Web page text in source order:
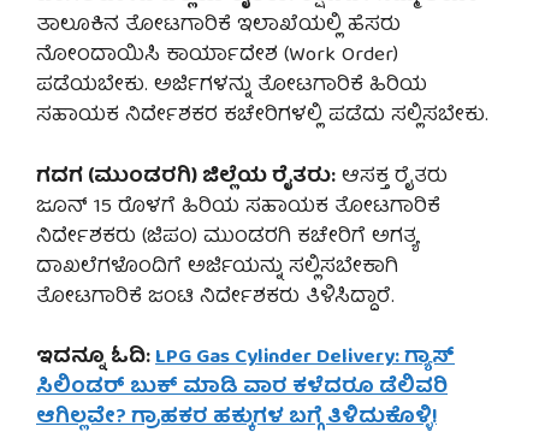
ತಾಲೂಕಿನ ತೋಟಗಾರಿಕೆ ಇಲಾಖೆಯಲ್ಲಿ ಹೆಸರು
ನೋಂದಾಯಿಸಿ ಕಾರ್ಯಾದೇಶ (Work Order)
ಪಡೆಯಬೇಕು. ಅರ್ಜಿಗಳನ್ನು ತೋಟಗಾರಿಕೆ ಹಿರಿಯ
ಸಹಾಯಕ ನಿರ್ದೇಶಕರ ಕಚೇರಿಗಳಲ್ಲಿ ಪಡೆದು ಸಲ್ಲಿಸಬೇಕು.
ಗದಗ (ಮುಂಡರಗಿ) ಜಿಲ್ಲೆಯ ರೈತರು:ಆಸಕ್ತ ರೈತರು
ಜೂನ್ 15 ರೊಳಗೆ ಹಿರಿಯ ಸಹಾಯಕ ತೋಟಗಾರಿಕೆ
ನಿರ್ದೇಶಕರು (ಜಿಪಂ) ಮುಂಡರಗಿ ಕಚೇರಿಗೆ ಅಗತ್ಯ
ದಾಖಲೆಗಳೊಂದಿಗೆ ಅರ್ಜಿಯನ್ನು ಸಲ್ಲಿಸಬೇಕಾಗಿ
ತೋಟಗಾರಿಕೆ ಜಂಟಿ ನಿರ್ದೇಶಕರು ತಿಳಿಸಿದ್ದಾರೆ.
ಇದನ್ನೂ ಓದಿ:LPG Gas Cylinder Delivery: ಗ್ಯಾಸ್
ಸಿಲಿಂಡರ್ ಬುಕ್ ಮಾಡಿ ವಾರ ಕಳೆದರೂ ಡೆಲಿವರಿ
ಆಗಿಲ್ಲವೇ? ಗ್ರಾಹಕರ ಹಕ್ಕುಗಳ ಬಗ್ಗೆ ತಿಳಿದುಕೊಳ್ಳಿ!